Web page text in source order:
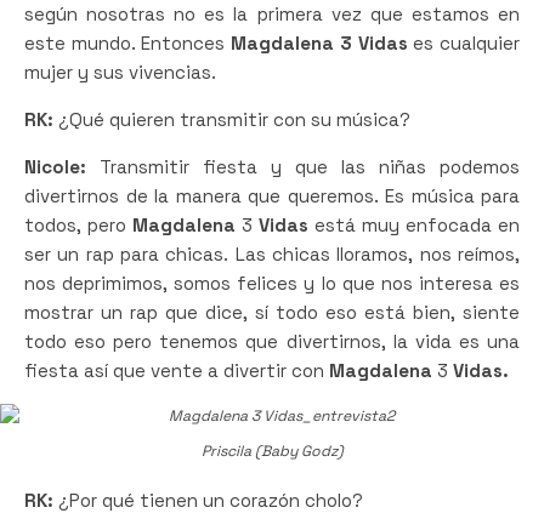
según nosotras no es la primera vez que estamos en
este mundo. Entonces Magdalena 3 Vidas es cualquier
mujer y sus vivencias.
RK: ¿Qué quieren transmitir con su música?
Nicole: Transmitir fiesta y que las niñas podemos
divertirnos de la manera que queremos. Es música para
todos, pero Magdalena 3 Vidas está muy enfocada en
ser un rap para chicas. Las chicas lloramos, nos reímos,
nos deprimimos, somos felices y lo que nos interesa es
mostrar un rap que dice, sí todo eso está bien, siente
todo eso pero tenemos que divertirnos, la vida es una
fiesta así que vente a divertir con Magdalena 3 Vidas.
Priscila (Baby Godz)
RK: ¿Por qué tienen un corazón cholo?